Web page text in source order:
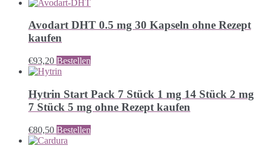
Avodart DHT 0.5 mg 30 Kapseln ohne Rezept
kaufen
€93,20 Bestellen
Hytrin Start Pack 7 Stück 1 mg 14 Stück 2 mg
7 Stück 5 mg ohne Rezept kaufen
€80,50 Bestellen